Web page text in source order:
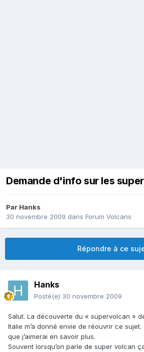
Demande d'info sur les
Par Hanks
30 novembre 2009 dans Forum Volcans
Répondre à ce
Hanks
Posté(e) 30 novembre 2009
Salut. La découverte du « supervolcan »
Italie m’a donné envie de réouvrir ce
que j’aimerai en savoir plus.
Souvent lorsqu’on parle de super volcan